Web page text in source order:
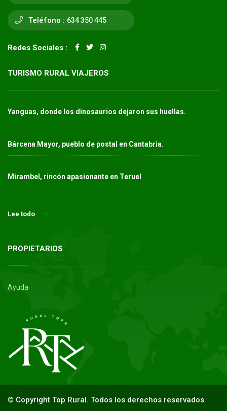
Teléfono : 634 350 445
Redes Sociales :
TURISMO RURAL VIAJEROS
Yanguas, donde los dinosaurios dejaron sus huellas.
Bárcena Mayor, pueblo de postal en Cantabria.
Mirambel, rincón apasionante en Teruel
Lee todo
PROPIETARIOS
Ayuda
© Copyright Top Rural. Todos los derechos reservados